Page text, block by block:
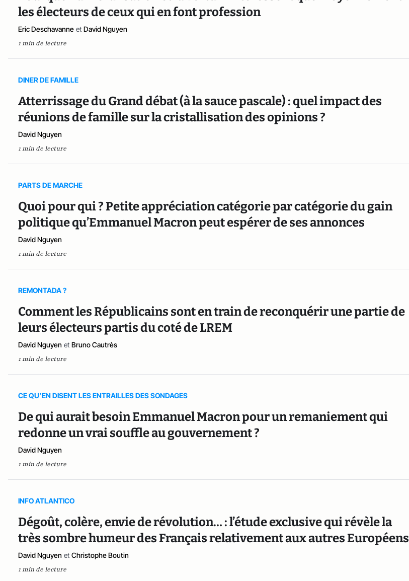
les électeurs de ceux qui en font profession
Eric Deschavanne et David Nguyen
1 min de lecture
DINER DE FAMILLE
Atterrissage du Grand débat (à la sauce pascale) : quel impact des
réunions de famille sur la cristallisation des opinions ?
David Nguyen
1 min de lecture
PARTS DE MARCHE
Quoi pour qui ? Petite appréciation catégorie par catégorie du gain
politique qu’Emmanuel Macron peut espérer de ses annonces
David Nguyen
1 min de lecture
REMONTADA ?
Comment les Républicains sont en train de reconquérir une partie de
leurs électeurs partis du coté de LREM
David Nguyen et Bruno Cautrès
1 min de lecture
CE QU’EN DISENT LES ENTRAILLES DES SONDAGES
De qui aurait besoin Emmanuel Macron pour un remaniement qui
redonne un vrai souffle au gouvernement ?
David Nguyen
1 min de lecture
INFO ATLANTICO
Dégoût, colère, envie de révolution… : l’étude exclusive qui révèle la
très sombre humeur des Français relativement aux autres Européens
David Nguyen et Christophe Boutin
1 min de lecture